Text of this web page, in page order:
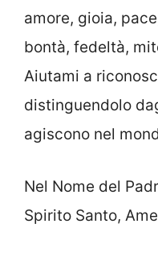
amore, gioia,
bontà, fedeltà,
Aiutami a
distinguendolo
agiscono nel
Nel Nome del
Spirito Santo,